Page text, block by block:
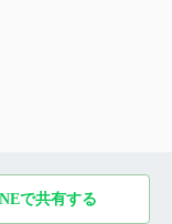
で共有する